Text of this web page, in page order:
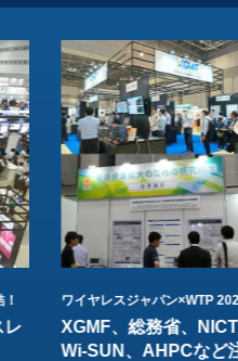
レ
ワイヤレスジャパン×WTP
XGMF、総務省、
Wi-SUN、AHPCなど